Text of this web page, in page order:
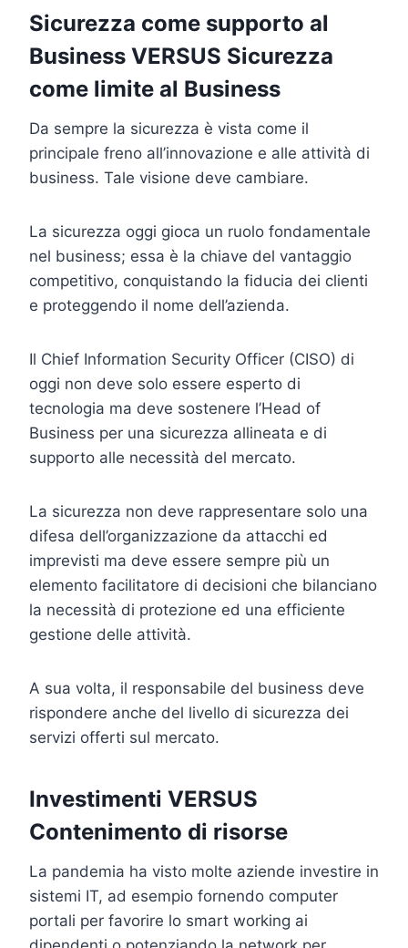
Sicurezza come supporto al
Business VERSUS Sicurezza
come limite al Business
Da sempre la sicurezza è vista come il
principale freno all’innovazione e alle attività di
business. Tale visione deve cambiare.
La sicurezza oggi gioca un ruolo fondamentale
nel business; essa è la chiave del vantaggio
competitivo, conquistando la fiducia dei clienti
e proteggendo il nome dell’azienda.
Il Chief Information Security Officer (CISO) di
oggi non deve solo essere esperto di
tecnologia ma deve sostenere l’Head of
Business per una sicurezza allineata e di
supporto alle necessità del mercato.
La sicurezza non deve rappresentare solo una
difesa dell’organizzazione da attacchi ed
imprevisti ma deve essere sempre più un
elemento facilitatore di decisioni che bilanciano
la necessità di protezione ed una efficiente
gestione delle attività.
A sua volta, il responsabile del business deve
rispondere anche del livello di sicurezza dei
servizi offerti sul mercato.
Investimenti VERSUS
Contenimento di risorse
La pandemia ha visto molte aziende investire in
sistemi IT, ad esempio fornendo computer
portali per favorire lo smart working ai